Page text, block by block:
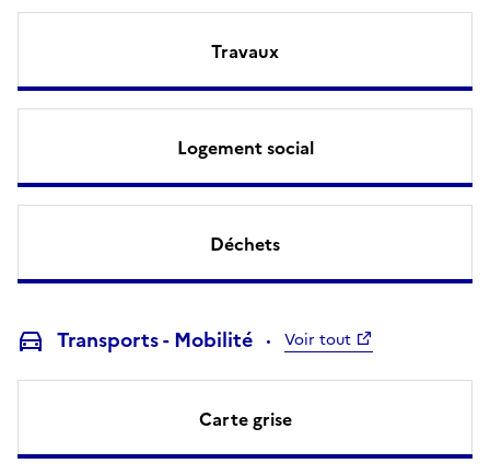
Travaux
Logement social
Déchets
Transports - Mobilité Voir tout
Carte grise